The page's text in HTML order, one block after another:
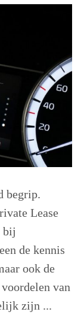
begrip.
Lease
bij
de kennis
ook de
van
zijn ...